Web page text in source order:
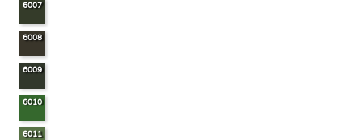
6007
6008
6009
6010
6011